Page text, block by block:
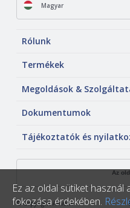
Ez az oldal sütiket használ
fokozása érdekében.
Magyar
Rólunk
Termékek
Megoldások &
Dokumentumok
Tájékoztatók és
Az
© Copyright Airvent